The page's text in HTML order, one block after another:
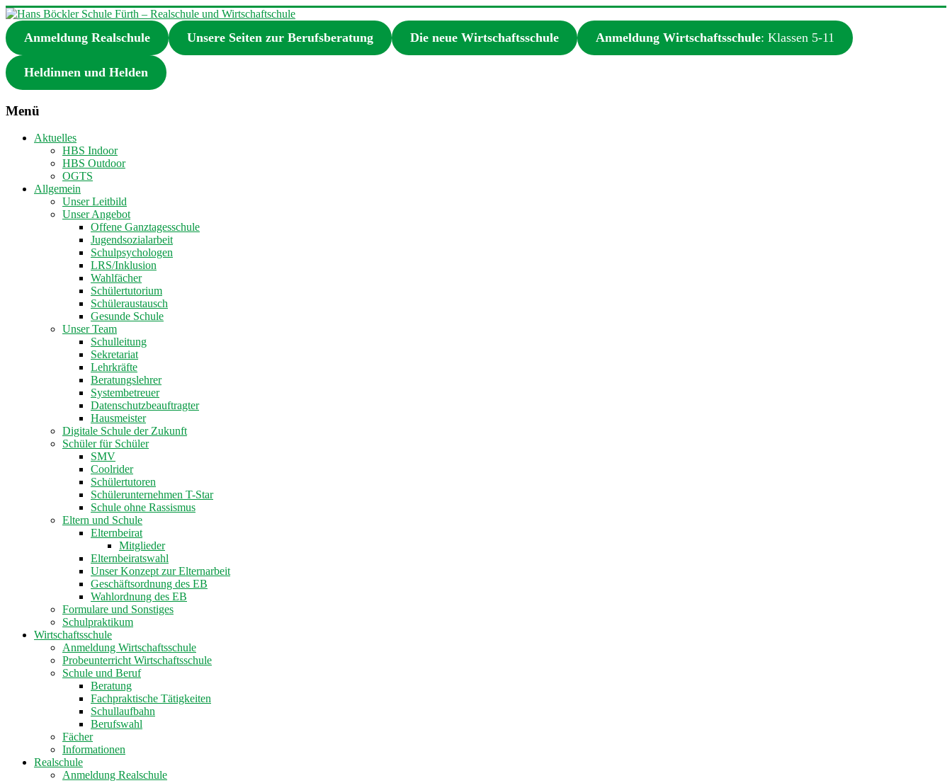
Zum
Inhalt
springen
Hans
Böckler
Schule
Fürth
–
Realschule
und
Wirtschaftschule
Realschule
Wirtschaftschule
Anmeldung Realschule Unsere Seiten zur Berufsberatung Die neue Wirtschaftsschule Anmeldung Wirtschaftsschule: Klassen 5-11
Heldinnen und Helden
Menü
Aktuelles
HBS Indoor
HBS Outdoor
OGTS
Allgemein
Unser Leitbild
Unser Angebot
Offene Ganztagesschule
Jugendsozialarbeit
Schulpsychologen
LRS/Inklusion
Wahlfächer
Schülertutorium
Schüleraustausch
Gesunde Schule
Unser Team
Schulleitung
Sekretariat
Lehrkräfte
Beratungslehrer
Systembetreuer
Datenschutzbeauftragter
Hausmeister
Digitale Schule der Zukunft
Schüler für Schüler
SMV
Coolrider
Schülertutoren
Schülerunternehmen T-Star
Schule ohne Rassismus
Eltern und Schule
Elternbeirat
Mitglieder
Elternbeiratswahl
Unser Konzept zur Elternarbeit
Geschäftsordnung des EB
Wahlordnung des EB
Formulare und Sonstiges
Schulpraktikum
Wirtschaftsschule
Anmeldung Wirtschaftsschule
Probeunterricht Wirtschaftsschule
Schule und Beruf
Beratung
Fachpraktische Tätigkeiten
Schullaufbahn
Berufswahl
Fächer
Informationen
Realschule
Anmeldung Realschule